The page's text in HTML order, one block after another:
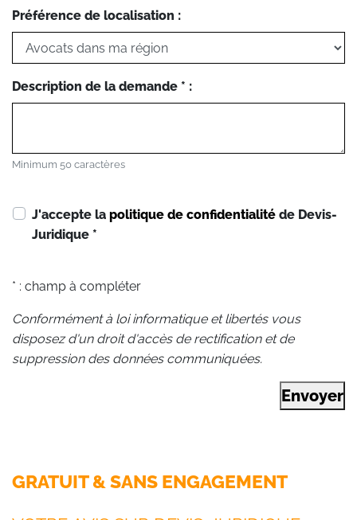
Préférence de localisation :
Description de la demande * :
Minimum 50 caractères
J'accepte la politique de confidentialité de Devis-
Juridique *
* : champ à compléter
Conformément à loi informatique et libertés vous
disposez d'un droit d'accès de rectification et de
suppression des données communiquées.
Envoyer
GRATUIT & SANS ENGAGEMENT